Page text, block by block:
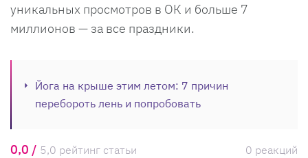
уникальных просмотров в ОК и больше 7
миллионов — за все праздники.
Йога на крыше этим летом: 7 причин
перебороть лень и попробовать
0,0 / 5,0 рейтинг статьи
0 реакций